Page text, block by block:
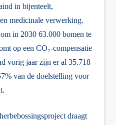
in bijenteelt,
medicinale verwerking.
in 2030 63.000 bomen te
op een CO₂-compensatie
vorig jaar zijn er al 35.718
van de doelstelling voor
draagt